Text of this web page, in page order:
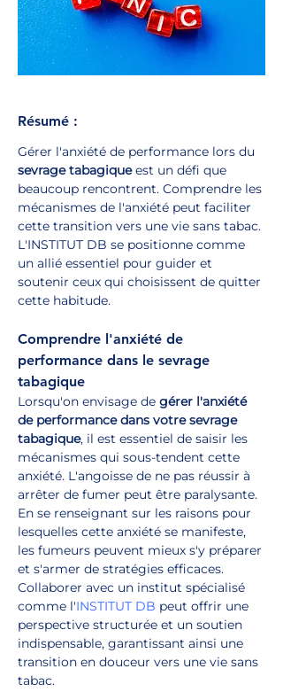
Résumé :
Gérer l'anxiété de performance lors du
sevrage tabagique est un défi que
beaucoup rencontrent. Comprendre les
mécanismes de l'anxiété peut faciliter
cette transition vers une vie sans tabac.
L'INSTITUT DB se positionne comme
un allié essentiel pour guider et
soutenir ceux qui choisissent de quitter
cette habitude.
Comprendre l'anxiété de
performance dans le sevrage
tabagique
Lorsqu'on envisage de gérer l'anxiété
de performance dans votre sevrage
tabagique, il est essentiel de saisir les
mécanismes qui sous-tendent cette
anxiété. L'angoisse de ne pas réussir à
arrêter de fumer peut être paralysante.
En se renseignant sur les raisons pour
lesquelles cette anxiété se manifeste,
les fumeurs peuvent mieux s'y préparer
et s'armer de stratégies efficaces.
Collaborer avec un institut spécialisé
comme l'INSTITUT DB peut offrir une
perspective structurée et un soutien
indispensable, garantissant ainsi une
transition en douceur vers une vie sans
tabac.